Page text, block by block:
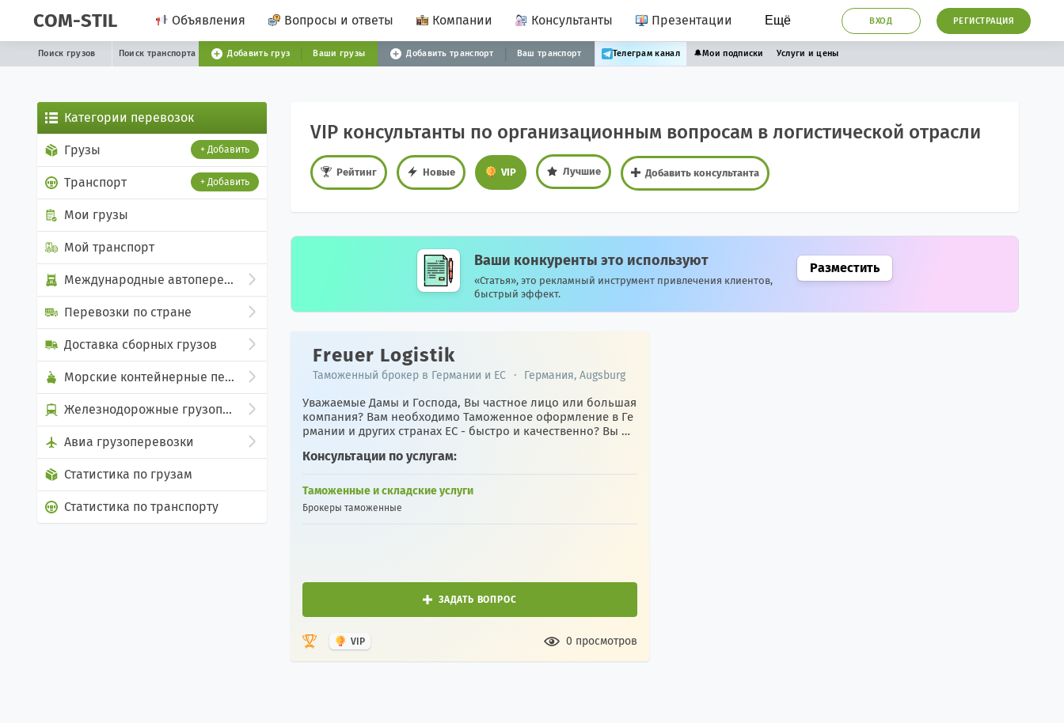
COM-STIL Объявления Вопросы и ответы Компании Консультанты Презентации Ещё ВХОД РЕГИСТРАЦИЯ
Поиск грузов Поиск транспорта Добавить груз Ваши грузы Добавить транспорт Ваш транспорт Телеграм канал 🔔Мои подписки Услуги и цены
Категории перевозок
Грузы + Добавить
Транспорт + Добавить
Мои грузы
Мой транспорт
Международные автоперевозки
Перевозки по стране
Доставка сборных грузов
Морские контейнерные перевозки
Железнодорожные грузоперевозки
Авиа грузоперевозки
Статистика по грузам
Статистика по транспорту
VIP консультанты по организационным вопросам в логистической отрасли
Рейтинг Новые VIP Лучшие Добавить консультанта
Ваши конкуренты это используют
«Статья», это рекламный инструмент привлечения клиентов,
быстрый эффект.
Разместить
Freuer Logistik
Таможенный брокер в Германии и ЕС · Германия, Augsburg
Уважаемые Дамы и Господа, Вы частное лицо или большая
компания? Вам необходимо Таможенное оформление в Ге
рмании и других странах ЕС - быстро и качественно? Вы не
Консультации по услугам:
Таможенные и складские услуги
Брокеры таможенные
ЗАДАТЬ ВОПРОС
VIP 0 просмотров